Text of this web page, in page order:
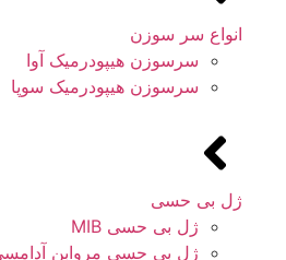
انواع سر سوزن
سرسوزن هیپودرمیک آوا
سرسوزن هیپودرمیک سوپا
ژل بی حسی
ژل بی حسی MIB
ژل بی حسی مروابن آدامسی30